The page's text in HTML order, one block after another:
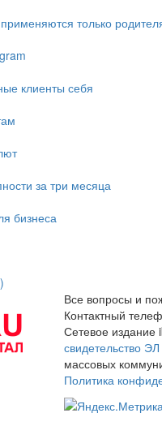
только
клиенты себя
за три месяца
бизнеса
Все вопросы и
Контактный
Сетевое издание
свидетельство
массовых
Политика